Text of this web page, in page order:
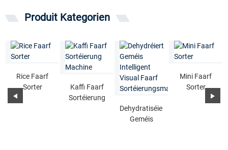
Produit Kategorien
Rice Faarf
Sorter
Kaffi Faarf
Sortéierung
Dehydratiséiert
Geméis
Mini Faarf
Sorter